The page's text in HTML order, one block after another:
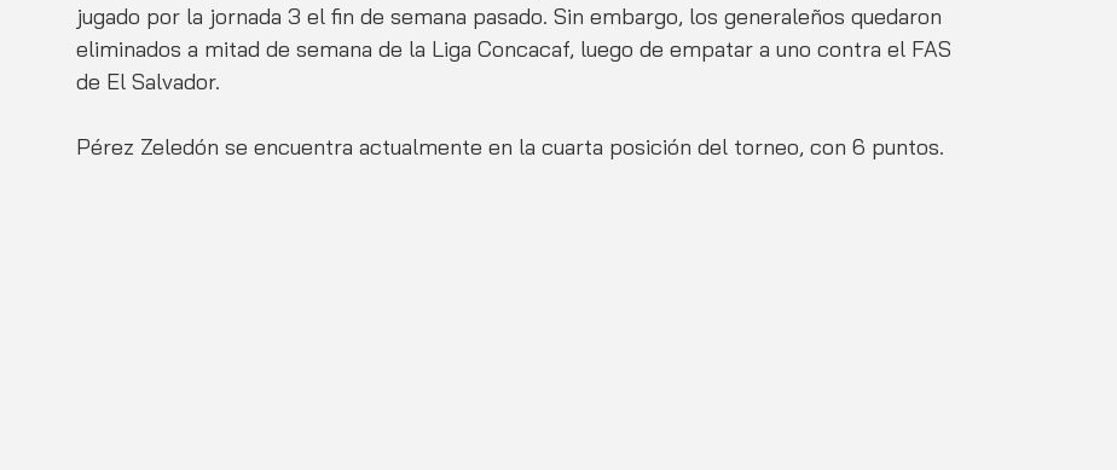
jugado por la jornada 3 el fin de semana pasado. Sin embargo, los generaleños quedaron
eliminados a mitad de semana de la Liga Concacaf, luego de empatar a uno contra el FAS
de El Salvador.
Pérez Zeledón se encuentra actualmente en la cuarta posición del torneo, con 6 puntos.